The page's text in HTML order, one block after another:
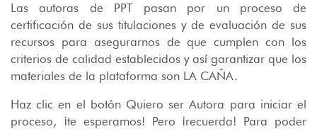
Las autoras de PPT pasan por un proceso de
certificación de sus titulaciones y de evaluación de sus
recursos para asegurarnos de que cumplen con los
criterios de calidad establecidos y así garantizar que los
materiales de la plataforma son LA CAÑA.
Haz clic en el botón Quiero ser Autora para iniciar el
proceso, ¡te esperamos! Pero ¡recuerda! Para poder